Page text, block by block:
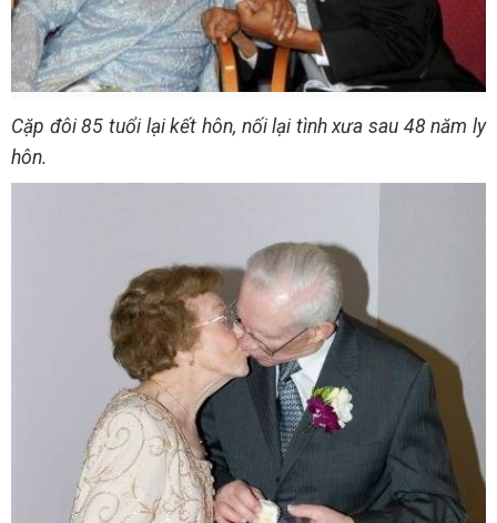
Cặp đôi 85 tuổi lại kết hôn, nối lại tình xưa sau 48 năm ly
hôn.